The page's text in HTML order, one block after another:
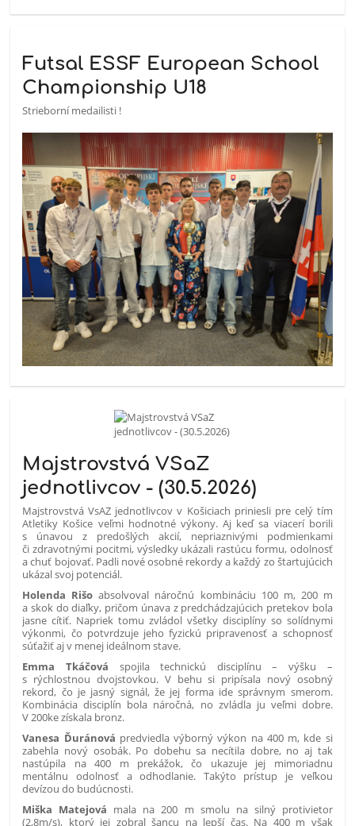
Futsal ESSF European School
Championship U18
Strieborní medailisti !
Majstrovstvá VSaZ
jednotlivcov - (30.5.2026)
Majstrovstvá VsAZ jednotlivcov v Košiciach priniesli pre celý tím
Atletiky Košice veľmi hodnotné výkony. Aj keď sa viacerí borili
s únavou z predošlých akcií, nepriaznivými podmienkami
či zdravotnými pocitmi, výsledky ukázali rastúcu formu, odolnosť
a chuť bojovať. Padli nové osobné rekordy a každý zo štartujúcich
ukázal svoj potenciál.
Holenda Rišo absolvoval náročnú kombináciu 100 m, 200 m
a skok do diaľky, pričom únava z predchádzajúcich pretekov bola
jasne cítiť. Napriek tomu zvládol všetky disciplíny so solídnymi
výkonmi, čo potvrdzuje jeho fyzickú pripravenosť a schopnosť
súťažiť aj v menej ideálnom stave.
Emma Tkáčová spojila technickú disciplínu – výšku –
s rýchlostnou dvojstovkou. V behu si pripísala nový osobný
rekord, čo je jasný signál, že jej forma ide správnym smerom.
Kombinácia disciplín bola náročná, no zvládla ju veľmi dobre.
V 200ke získala bronz.
Vanesa Ďuránová predviedla výborný výkon na 400 m, kde si
zabehla nový osobák. Po dobehu sa necítila dobre, no aj tak
nastúpila na 400 m prekážok, čo ukazuje jej mimoriadnu
mentálnu odolnosť a odhodlanie. Takýto prístup je veľkou
devízou do budúcnosti.
Miška Matejová mala na 200 m smolu na silný protivietor
(2,8m/s), ktorý jej zobral šancu na lepší čas. Na 400 m však